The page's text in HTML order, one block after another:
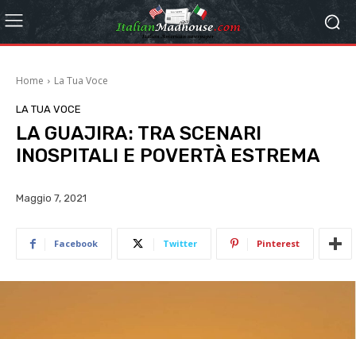
Home La Tua Voce
LA TUA VOCE
LA GUAJIRA: TRA SCENARI
INOSPITALI E POVERTÀ ESTREMA
Maggio 7, 2021
Facebook Twitter Pinterest